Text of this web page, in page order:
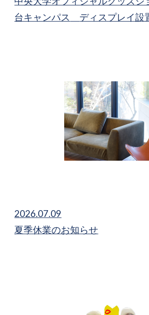
台キャンパス
ディスプレイ設
2026.07.09
夏季休業のお知らせ